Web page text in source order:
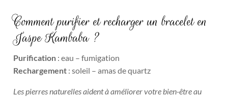
Comment purifier et recharger un bracelet en
Jaspe Kambaba ?
Purification : eau – fumigation
Rechargement : soleil – amas de quartz
Les pierres naturelles aident à améliorer votre bien-être au